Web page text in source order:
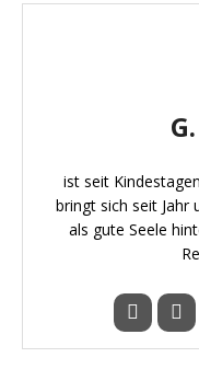
ist seit
bringt sich seit
als gute Seele